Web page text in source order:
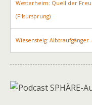
Westerheim: Quell der
(Filsursprung)
Wiesensteig: Albtraufgänger